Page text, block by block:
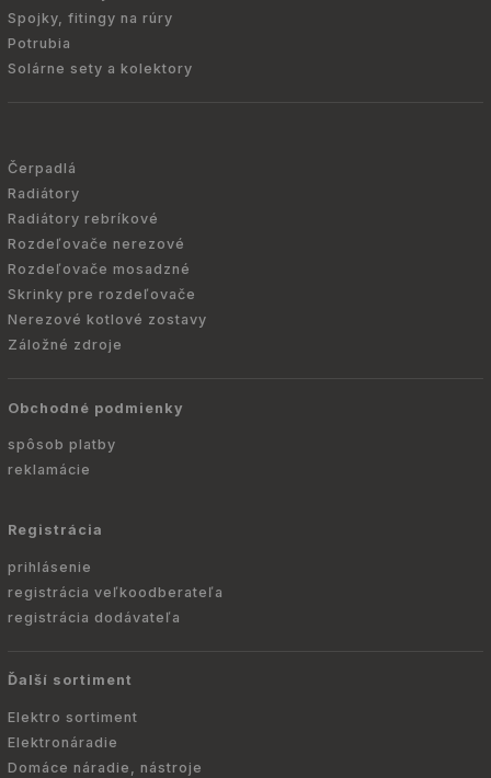
Spojky, fitingy na rúry
Potrubia
Solárne sety a kolektory
Čerpadlá
Radiátory
Radiátory rebríkové
Rozdeľovače nerezové
Rozdeľovače mosadzné
Skrinky pre rozdeľovače
Nerezové kotlové zostavy
Záložné zdroje
Obchodné podmienky
spôsob platby
reklamácie
Registrácia
prihlásenie
registrácia veľkoodberateľa
registrácia dodávateľa
Ďalší sortiment
Elektro sortiment
Elektronáradie
Domáce náradie, nástroje